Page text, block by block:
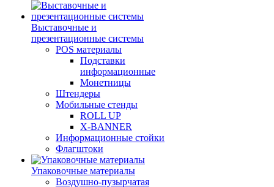
Выставочные и
презентационные системы
POS материалы
Подставки
информационные
Монетницы
Штендеры
Мобильные стенды
ROLL UP
X-BANNER
Информационные стойки
Флагштоки
Упаковочные материалы
Воздушно-пузырчатая